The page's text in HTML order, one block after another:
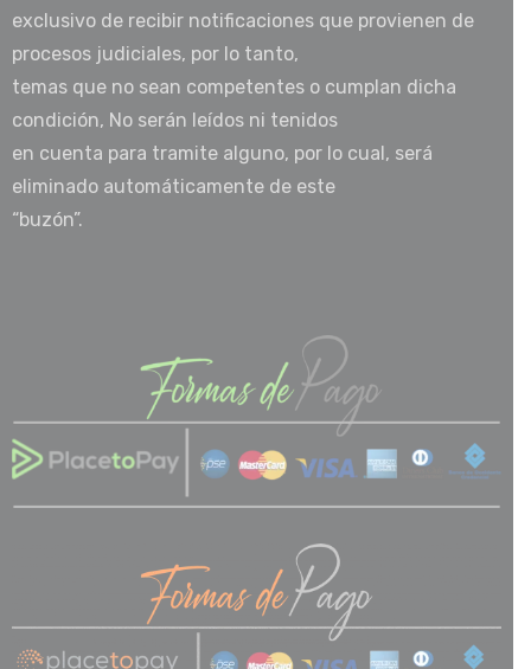
exclusivo de recibir notificaciones que provienen de
procesos judiciales, por lo tanto,
temas que no sean competentes o cumplan dicha
condición, No serán leídos ni tenidos
en cuenta para tramite alguno, por lo cual, será
eliminado automáticamente de este
“buzón”.